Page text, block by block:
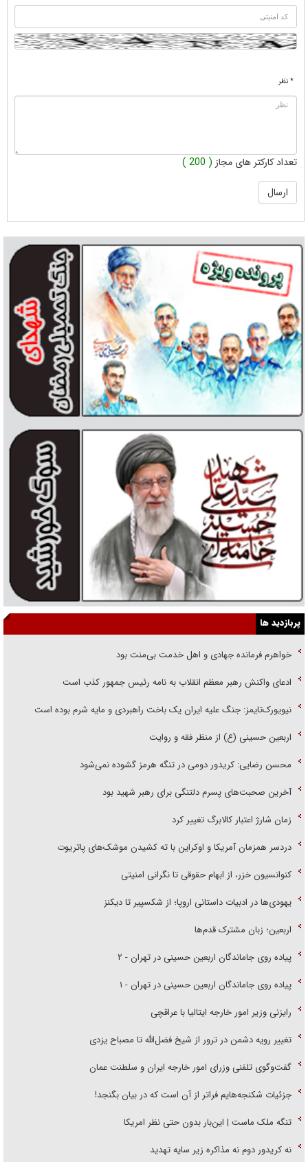
* نظر
تعداد کارکتر های مجاز ( 200 )
پربازدید ها
خواهرم فرمانده جهادی و اهل خدمت بی‌منت بود
ادعای واکنش رهبر معظم انقلاب به نامه رئیس جمهور کذب است
نیویورک‌تایمز: جنگ علیه ایران یک باخت راهبردی و مایه شرم بوده است
اربعین حسینی (ع) از منظر فقه و روایت
محسن رضایی: کریدور دومی در تنگه هرمز گشوده نمی‌شود
آخرین صحبت‌های پسرم دلتنگی برای رهبر شهید بود
زمان شارژ اعتبار کالابرگ تغییر کرد
دردسر همزمان آمریکا و اوکراین با ته کشیدن موشک‌های پاتریوت
کنوانسیون خزر، از ابهام حقوقی تا نگرانی امنیتی
یهودی‌ها در ادبیات داستانی اروپا؛ از شکسپیر تا دیکنز
اربعین؛ زبان مشترک قدم‌ها
پیاده روی جاماندگان اربعین حسینی در تهران - ۲
پیاده روی جاماندگان اربعین حسینی در تهران - ۱
رایزنی وزیر امور خارجه ایتالیا با عراقچی
تغییر رویه دشمن در ترور از شیخ فضل‌الله تا مصباح یزدی
گفت‌وگوی تلفنی وزرای امور خارجه ایران و سلطنت عمان
جزئیات شکنجه‌هایم فراتر از آن است که در بیان بگنجد!
تنگه ملک ماست | این‌بار بدون حتی نظر امریکا
نه کریدور دوم نه مذاکره زیر سایه تهدید